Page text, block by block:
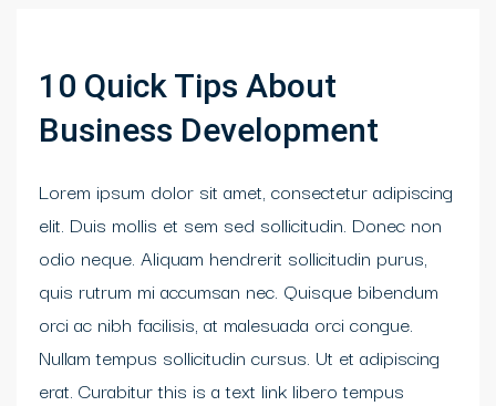
10 Quick Tips About
Business Development
Lorem ipsum dolor sit amet, consectetur adipiscing
elit. Duis mollis et sem sed sollicitudin. Donec non
odio neque. Aliquam hendrerit sollicitudin purus,
quis rutrum mi accumsan nec. Quisque bibendum
orci ac nibh facilisis, at malesuada orci congue.
Nullam tempus sollicitudin cursus. Ut et adipiscing
erat. Curabitur this is a text link libero tempus